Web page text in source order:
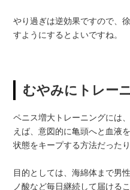
やり過ぎは逆効果ですので、
すようにするとよいですね。
むやみにトレー
ペニス増大トレーニングには
えば、意図的に亀頭へと血液
状態をキープする方法だった
目的としては、海綿体まで男
ノ酸など毎日継続して届ける